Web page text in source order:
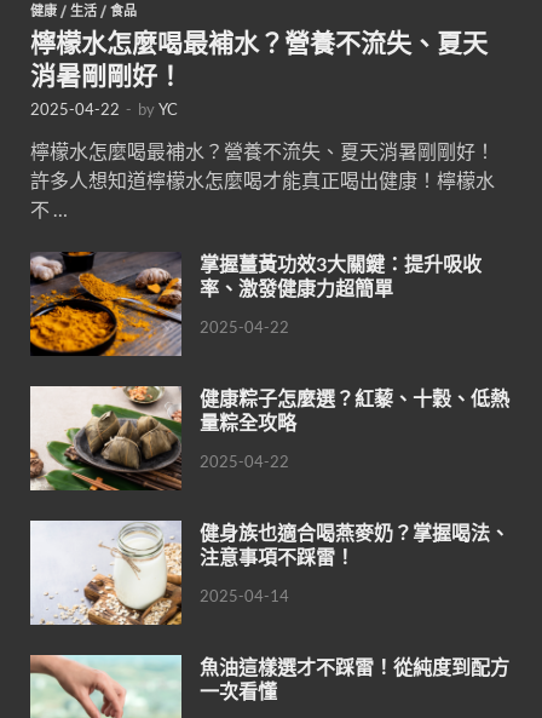
健康 / 生活 / 食品
檸檬水怎麼喝最補水？營養不流失、夏天
消暑剛剛好！
2025-04-22 - byYC
檸檬水怎麼喝最補水？營養不流失、夏天消暑剛剛好！
許多人想知道檸檬水怎麼喝才能真正喝出健康！檸檬水
不 …
掌握薑黃功效3大關鍵：提升吸收
率、激發健康力超簡單
2025-04-22
健康粽子怎麼選？紅藜、十穀、低熱
量粽全攻略
2025-04-22
健身族也適合喝燕麥奶？掌握喝法、
注意事項不踩雷！
2025-04-14
魚油這樣選才不踩雷！從純度到配方
一次看懂